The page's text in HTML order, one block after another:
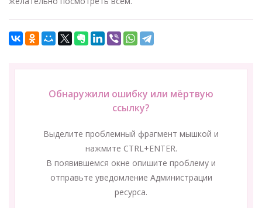
Обнаружили ошибку или мёртвую
ссылку?
Выделите проблемный фрагмент мышкой и
нажмите CTRL+ENTER.
В появившемся окне опишите проблему и
отправьте уведомление Администрации
ресурса.